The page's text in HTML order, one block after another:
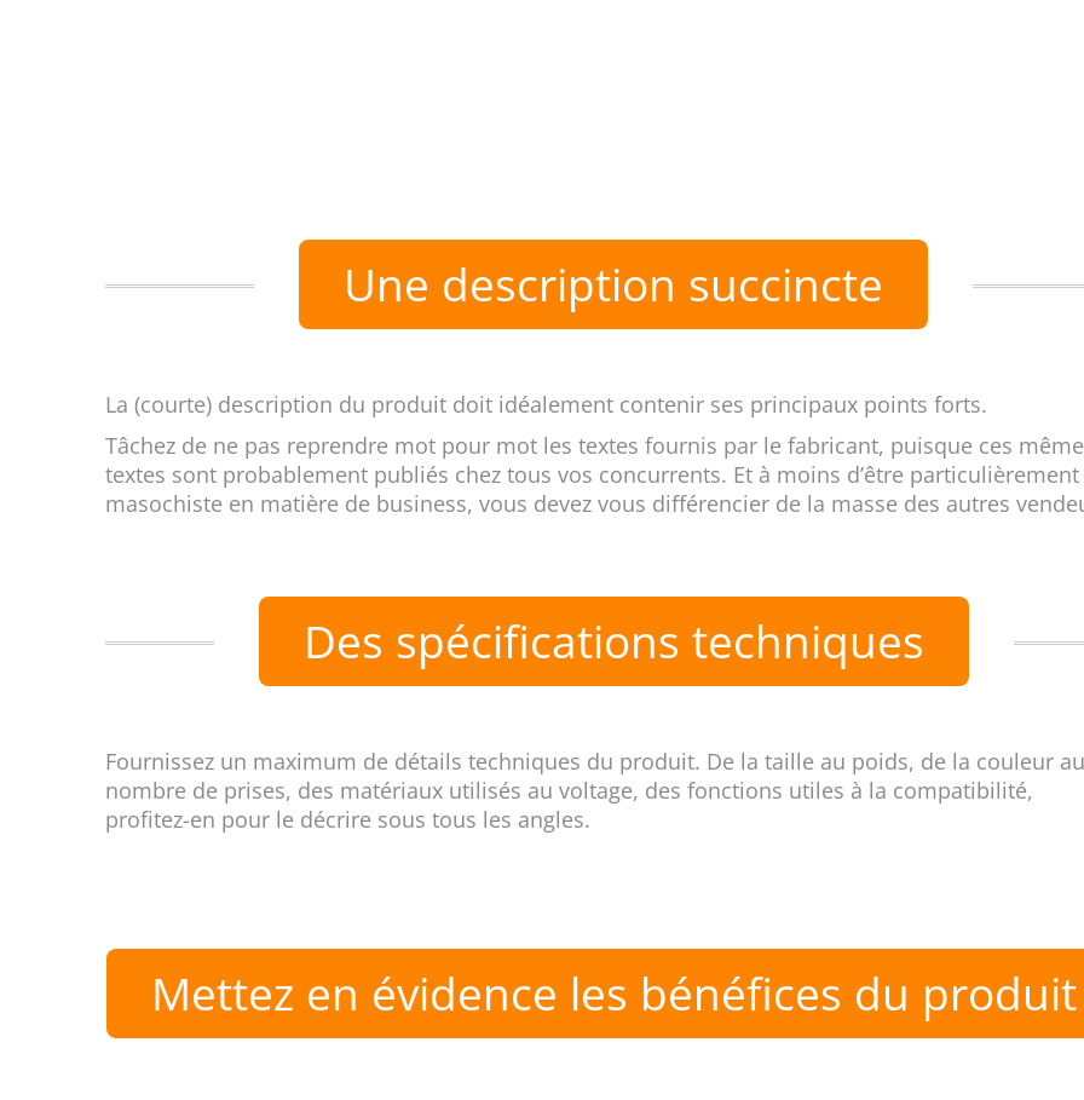
Une description succincte
La (courte) description du produit doit idéalement contenir ses principaux points forts.
Tâchez de ne pas reprendre mot pour mot les textes fournis par le fabricant, puisque ces
textes sont probablement publiés chez tous vos concurrents. Et à moins d’être particulièrement
masochiste en matière de business, vous devez vous différencier de la masse des autres
Des spécifications techniques
Fournissez un maximum de détails techniques du produit. De la taille au poids, de la couleur
nombre de prises, des matériaux utilisés au voltage, des fonctions utiles à la compatibilité,
profitez-en pour le décrire sous tous les angles.
Mettez en évidence les bénéfices du produit